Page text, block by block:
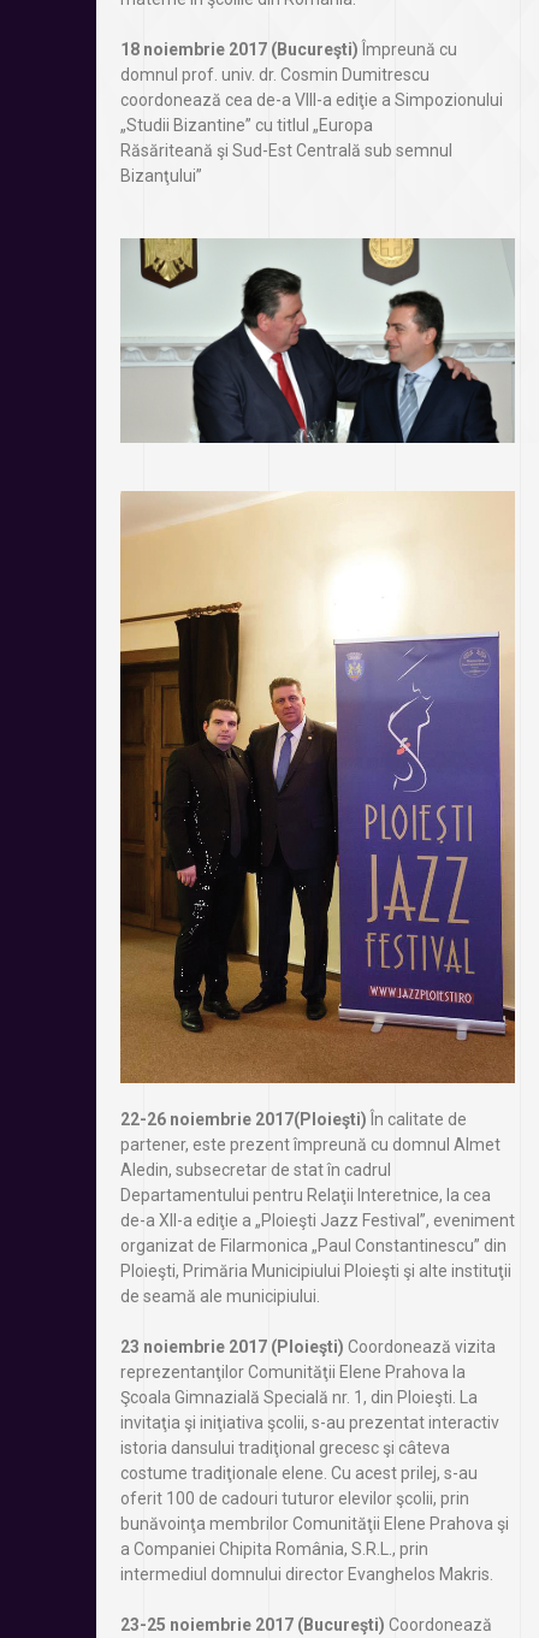
18 noiembrie 2017 (Bucureşti) Împreună cu
domnul prof. univ. dr. Cosmin Dumitrescu
coordonează cea de-a VIII-a ediţie a Simpozionului
„Studii Bizantine” cu titlul „Europa
Răsăriteană şi Sud-Est Centrală sub semnul
Bizanţului”
22-26 noiembrie 2017(Ploieşti) În calitate de
partener, este prezent împreună cu domnul Almet
Aledin, subsecretar de stat în cadrul
Departamentului pentru Relaţii Interetnice, la cea
de-a XII-a ediţie a „Ploieşti Jazz Festival”, eveniment
organizat de Filarmonica „Paul Constantinescu” din
Ploieşti, Primăria Municipiului Ploieşti şi alte instituţii
de seamă ale municipiului.
23 noiembrie 2017 (Ploieşti) Coordonează vizita
reprezentanţilor Comunităţii Elene Prahova la
Şcoala Gimnazială Specială nr. 1, din Ploieşti. La
invitaţia şi iniţiativa şcolii, s-au prezentat interactiv
istoria dansului tradiţional grecesc şi câteva
costume tradiţionale elene. Cu acest prilej, s-au
oferit 100 de cadouri tuturor elevilor şcolii, prin
bunăvoinţa membrilor Comunităţii Elene Prahova şi
a Companiei Chipita România, S.R.L., prin
intermediul domnului director Evanghelos Makris.
23-25 noiembrie 2017 (Bucureşti) Coordonează